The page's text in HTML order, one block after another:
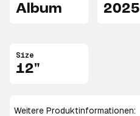
Album 2025
Size
12"
Weitere Produktinformationen: